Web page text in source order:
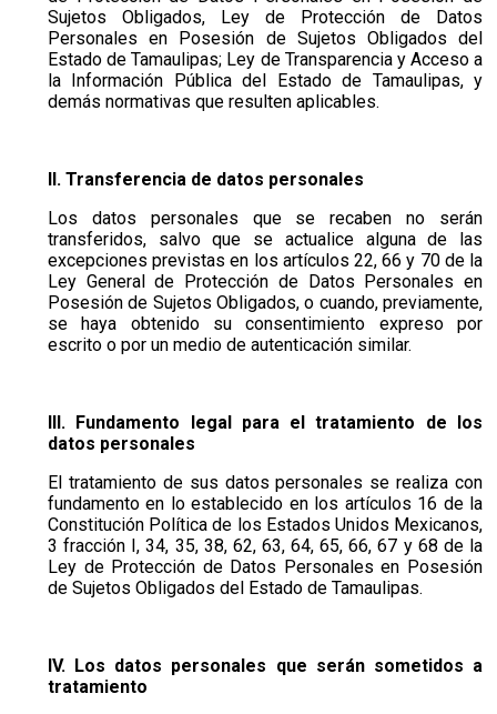
Sujetos Obligados, Ley de Protección de Datos
Personales en Posesión de Sujetos Obligados del
Estado de Tamaulipas; Ley de Transparencia y Acceso a
la Información Pública del Estado de Tamaulipas, y
demás normativas que resulten aplicables.
II. Transferencia de datos personales
Los datos personales que se recaben no serán
transferidos, salvo que se actualice alguna de las
excepciones previstas en los artículos 22, 66 y 70 de la
Ley General de Protección de Datos Personales en
Posesión de Sujetos Obligados, o cuando, previamente,
se haya obtenido su consentimiento expreso por
escrito o por un medio de autenticación similar.
III. Fundamento legal para el tratamiento de los
datos personales
El tratamiento de sus datos personales se realiza con
fundamento en lo establecido en los artículos 16 de la
Constitución Política de los Estados Unidos Mexicanos,
3 fracción I, 34, 35, 38, 62, 63, 64, 65, 66, 67 y 68 de la
Ley de Protección de Datos Personales en Posesión
de Sujetos Obligados del Estado de Tamaulipas.
IV. Los datos personales que serán sometidos a
tratamiento